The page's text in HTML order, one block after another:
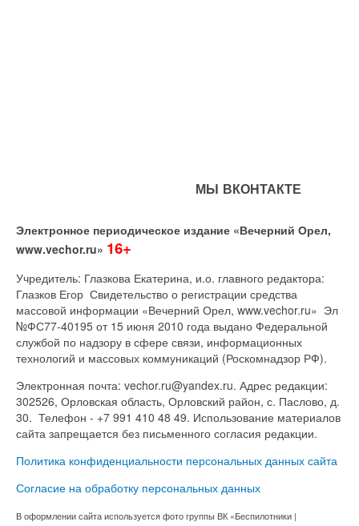
МЫ ВКОНТАКТЕ
Электронное периодическое издание «Вечерний Орел,
www.vechor.ru» 16+
Учредитель: Глазкова Екатерина, и.о. главного редактора:
Глазков Егор Свидетельство о регистрации средства
массовой информации «Вечерний Орел, www.vechor.ru» Эл
№ФС77-40195 от 15 июня 2010 года выдано Федеральной
службой по надзору в сфере связи, информационных
технологий и массовых коммуникаций (Роскомнадзор РФ).
Электронная почта: vechor.ru@yandex.ru. Адрес редакции:
302526, Орловская область, Орловский район, с. Паслово, д.
30. Телефон - +7 991 410 48 49. Использование материалов
сайта запрещается без письменного согласия редакции.
Политика конфиденциальности персональных данных сайта
Согласие на обработку персональных данных
В оформлении сайта используется фото группы ВК «Беспилотники |